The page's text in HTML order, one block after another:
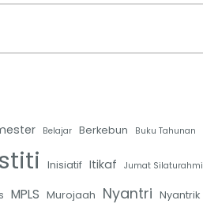
Belajar Berkebun Buku Tahunan
Inisiatif Itikaf Jumat Silaturahmi
MPLS Murojaah Nyantri Nyantrik